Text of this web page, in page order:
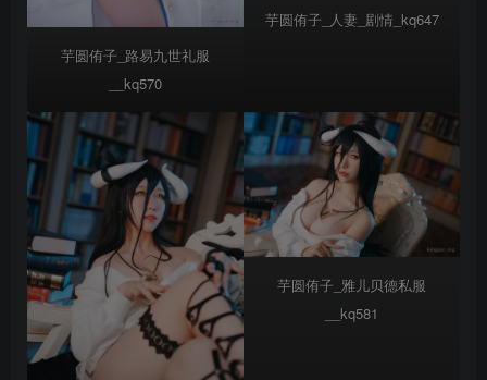
芋圆侑子_路易九世礼服
__kq570
芋圆侑子_人妻_剧情_kq647
芋圆侑子_雅儿贝德私服
__kq581